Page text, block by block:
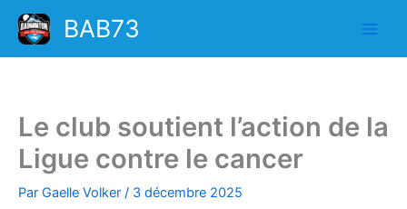
Aller
contenu
BAB73
Le club soutient l’action de la
Ligue contre le cancer
Par Gaelle Volker / 3 décembre 2025